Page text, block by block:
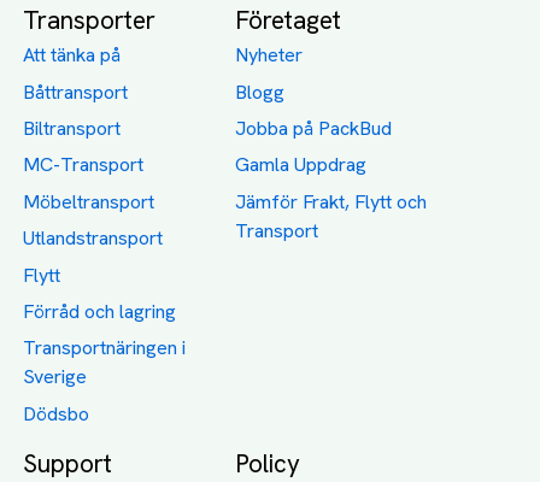
Transporter
Att tänka på
Båttransport
Biltransport
MC-Transport
Möbeltransport
Utlandstransport
Flytt
Förråd och lagring
Transportnäringen i
Sverige
Dödsbo
Företaget
Nyheter
Blogg
Jobba på PackBud
Gamla Uppdrag
Jämför Frakt, Flytt och
Transport
Support Policy